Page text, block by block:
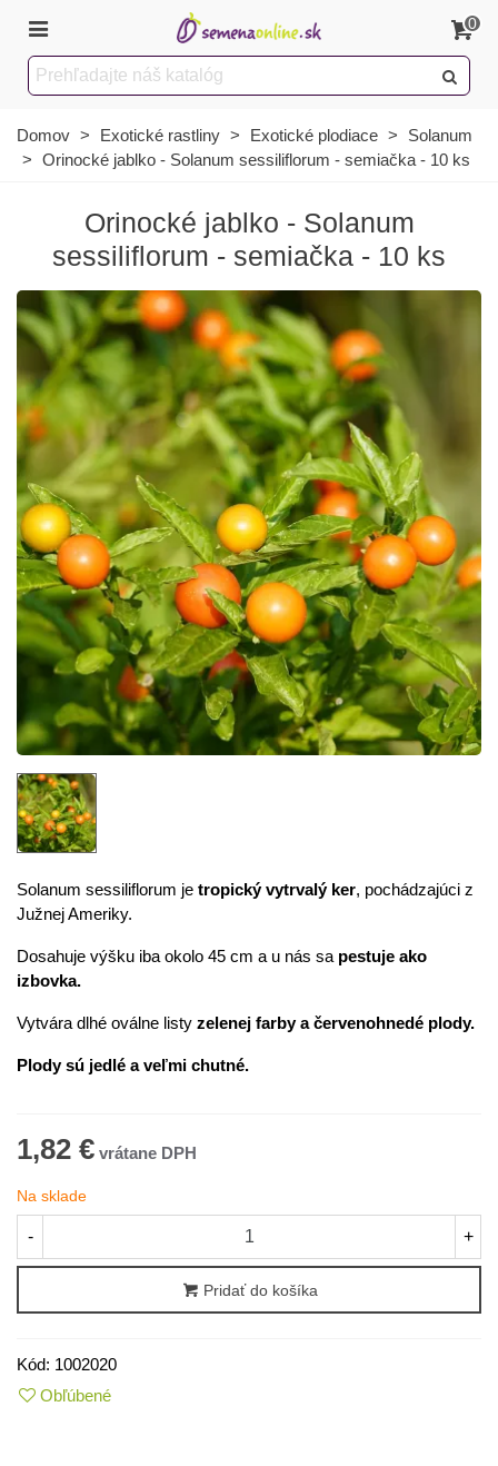
0
Domov > Exotické rastliny > Exotické plodiace >
Solanum
> Orinocké jablko - Solanum sessiliflorum - semiačka - 10 ks
Orinocké jablko - Solanum
sessiliflorum - semiačka - 10 ks
Solanum sessiliflorum je tropický vytrvalý ker, pochádzajúci z
Južnej Ameriky.
Dosahuje výšku iba okolo 45 cm a u nás sa pestuje ako
izbovka.
Vytvára dlhé oválne listy zelenej farby a červenohnedé plody.
Plody sú jedlé a veľmi chutné.
1,82 €
Na sklade
- +
Pridať do košíka
Kód: 1002020
Obľúbené